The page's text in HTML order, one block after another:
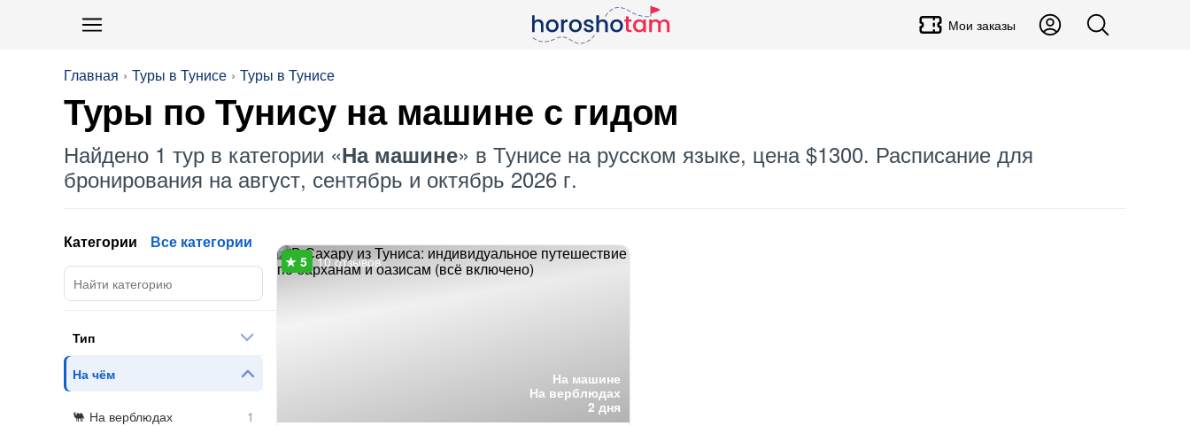
Мои заказы
Главная Туры в Тунисе Туры в Тунисе
Туры по Тунису на машине с гидом
Найдено 1 тур в категории «На машине» в Тунисе на русском языке, цена $1300. Расписание для
бронирования на август, сентябрь и октябрь 2026 г.
На машине
На верблюдах
2 дня
10 отзывов
Категории Все категории
Тип
На чём
На верблюдах